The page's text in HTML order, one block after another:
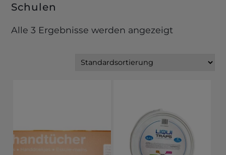
Schulen
Alle 3 Ergebnisse werden angezeigt